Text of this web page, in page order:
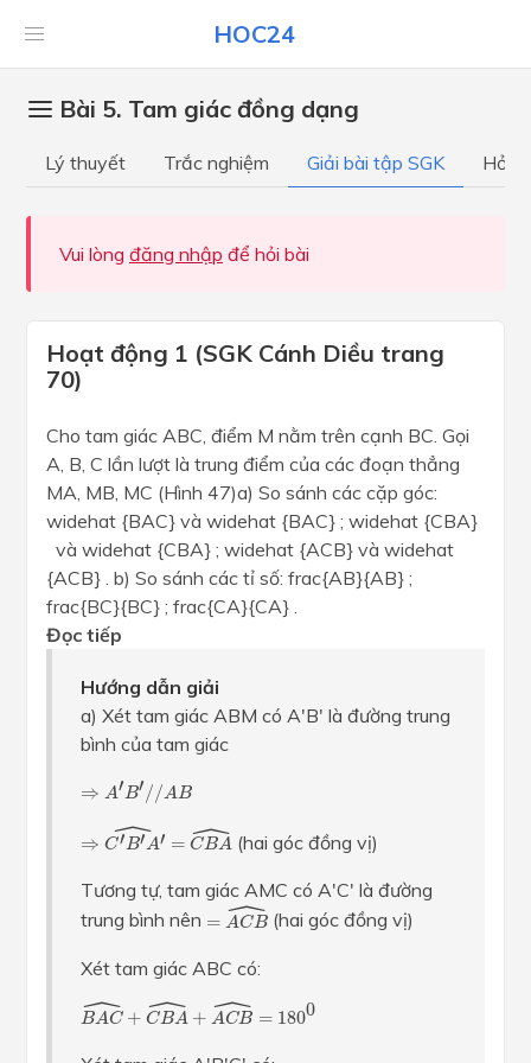
HOC24
Bài 5. Tam giác đồng dạng
Lý thuyết Trắc nghiệm Giải bài tập SGK Hỏi
Vui lòng đăng nhập để hỏi bài
Hoạt động 1 (SGK Cánh Diều trang
70)
Cho tam giác ABC, điểm M nằm trên cạnh BC. Gọi
A, B, C lần lượt là trung điểm của các đoạn thẳng
MA, MB, MC (Hình 47)a) So sánh các cặp góc:
widehat {BAC} và widehat {BAC} ; widehat {CBA}
và widehat {CBA} ; widehat {ACB} và widehat
{ACB} . b) So sánh các tỉ số: frac{AB}{AB} ;
frac{BC}{BC} ; frac{CA}{CA} .
Đọc tiếp
Hướng dẫn giải
a) Xét tam giác ABM có A'B' là đường trung
bình của tam giác
⇒ A′B′//AB
′B ′// A B
⇒ ˆ
C′B′A′ = ˆ
CBA
B′A′^ BA^
(hai góc đồng vị)
Tương tự, tam giác AMC có A'C' là đường
trung bình nên = ˆ
ACB
= ACB^
(hai góc đồng vị)
Xét tam giác ABC có:
ˆ
BAC + ˆ
CBA + ˆ
ACB = 1800
BAC CBA^ ACB^ 1800